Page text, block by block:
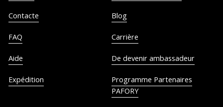
Contacte
FAQ
Aide
Expédition
Blog
Carrière
De devenir ambassadeur
Programme Partenaires
PAFORY